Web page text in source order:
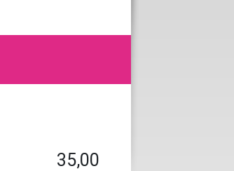
35,00